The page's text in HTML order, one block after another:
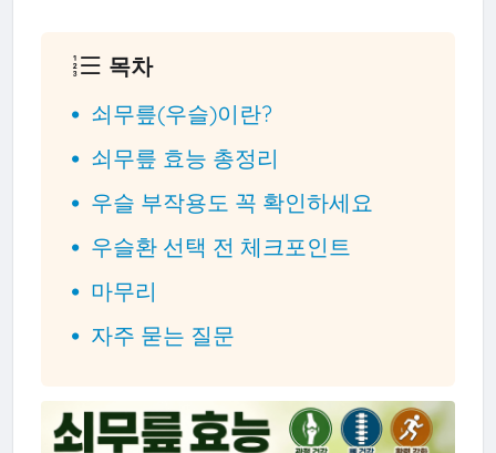
목차
쇠무릎(우슬)이란?
쇠무릎 효능 총정리
우슬 부작용도 꼭 확인하세요
우슬환 선택 전 체크포인트
마무리
자주 묻는 질문